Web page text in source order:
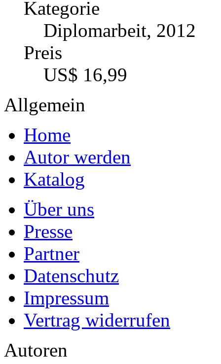
Kategorie
Diplomarbeit, 2012
Preis
US$ 16,99
Allgemein
Home
Autor werden
Katalog
Über uns
Presse
Partner
Datenschutz
Impressum
Vertrag widerrufen
Autoren